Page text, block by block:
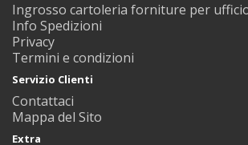
Ingrosso cartoleria forniture per
Info Spedizioni
Privacy
Termini e condizioni
Servizio Clienti
Contattaci
Mappa del Sito
Extra